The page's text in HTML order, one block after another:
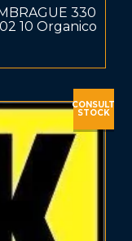
330
10 Organico
CONSULT
STOCK